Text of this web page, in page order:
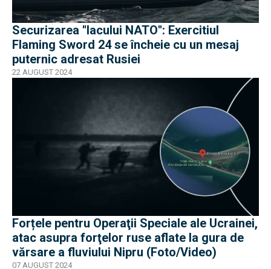
Securizarea ''lacului NATO'': Exercitiul
Flaming Sword 24 se încheie cu un mesaj
puternic adresat Rusiei
22 AUGUST 2024
Forțele pentru Operaţii Speciale ale Ucrainei,
atac asupra forţelor ruse aflate la gura de
vărsare a fluviului Nipru (Foto/Video)
07 AUGUST 2024